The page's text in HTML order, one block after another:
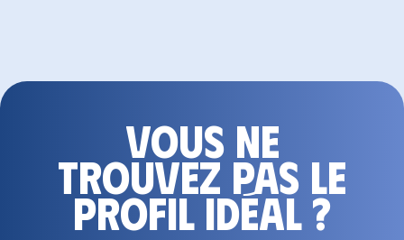
Vous ne
trouvez pas le
profil idéal ?